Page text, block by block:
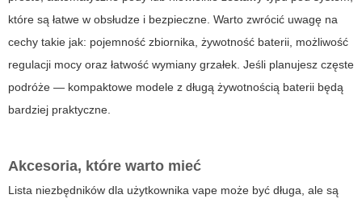
które są łatwe w obsłudze i bezpieczne. Warto zwrócić uwagę na
cechy takie jak: pojemność zbiornika, żywotność baterii, możliwość
regulacji mocy oraz łatwość wymiany grzałek. Jeśli planujesz częste
podróże — kompaktowe modele z długą żywotnością baterii będą
bardziej praktyczne.
Akcesoria, które warto mieć
Lista niezbędników dla użytkownika vape może być długa, ale są